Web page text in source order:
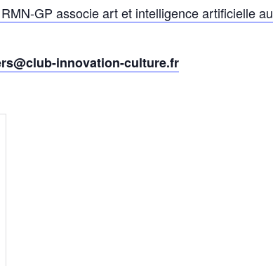
GP associe art et intelligence artificielle au
innovation-culture.fr